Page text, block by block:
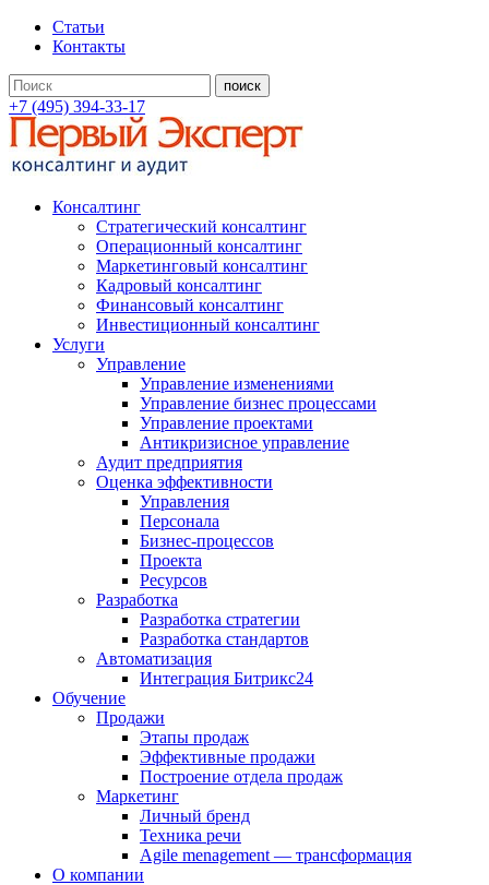
Статьи
Контакты
+7 (495) 394-33-17
Консалтинг
Стратегический консалтинг
Операционный консалтинг
Маркетинговый консалтинг
Кадровый консалтинг
Финансовый консалтинг
Инвестиционный консалтинг
Услуги
Управление
Управление изменениями
Управление бизнес процессами
Управление проектами
Антикризисное управление
Аудит предприятия
Оценка эффективности
Управления
Персонала
Бизнес-процессов
Проекта
Ресурсов
Разработка
Разработка стратегии
Разработка стандартов
Автоматизация
Интеграция Битрикс24
Обучение
Продажи
Этапы продаж
Эффективные продажи
Построение отдела продаж
Маркетинг
Личный бренд
Техника речи
Agile menagement — трансформация
О компании